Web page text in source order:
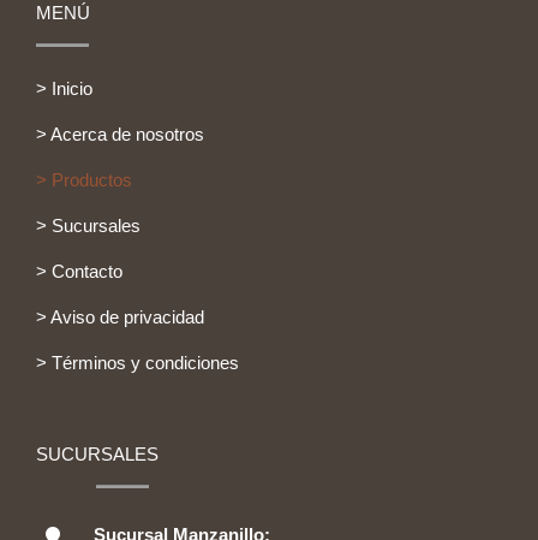
MENÚ
> Inicio
> Acerca de nosotros
> Productos
> Sucursales
> Contacto
> Aviso de privacidad
> Términos y condiciones
SUCURSALES
Sucursal Manzanillo: